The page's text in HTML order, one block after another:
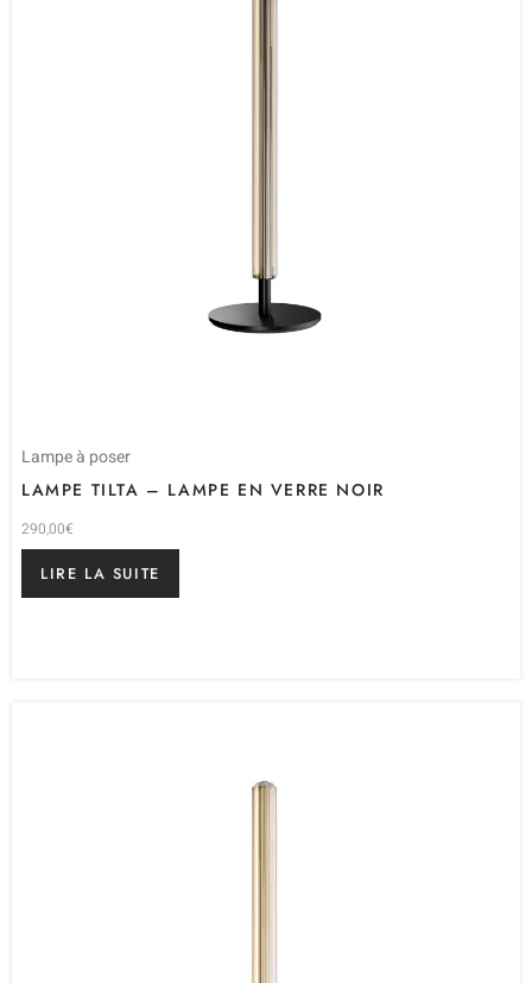
Lampe à poser
LAMPE TILTA – LAMPE EN VERRE NOIR
290,00€
LIRE LA SUITE